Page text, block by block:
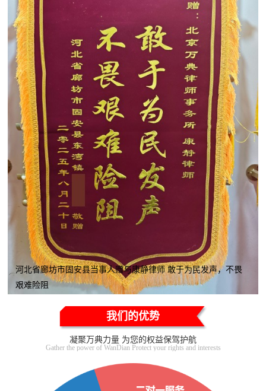
河北省廊坊市固安县当事人赠与康静律师 敢于为民发声，不畏
艰难险阻
我们的优势
凝聚万典力量 为您的权益保驾护航
Gather the power of WanDian Protect your rights and interests